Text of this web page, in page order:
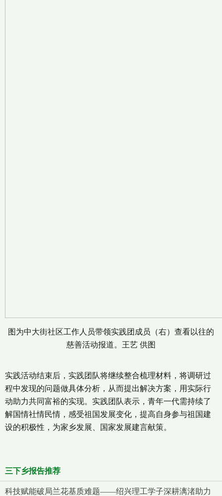
图为中大街社区工作人员带领实践团成员（右）查看以往的
慈善活动报道。王艺 供图
实践活动结束后，实践团队将继续整合梳理材料，将调研过
程中发现的问题做具体分析，从而提出解决方案，用实际行
动助力共同富裕的实现。实践团队表示，青年一代需持续了
解国情社情民情，感受祖国发展变化，提高自身参与祖国建
设的积极性，为家乡发展、国家发展建言献策。
三下乡报告推荐
科技赋能破局兰花基质难题——绍兴理工学子深耕漓渚助力